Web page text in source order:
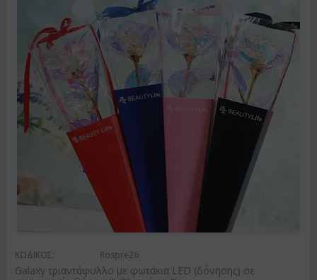
ΚΩΔΙΚΟΣ: Rospre26
Galaxy τριαντάφυλλο με φωτάκια LED (δόνησης) σε